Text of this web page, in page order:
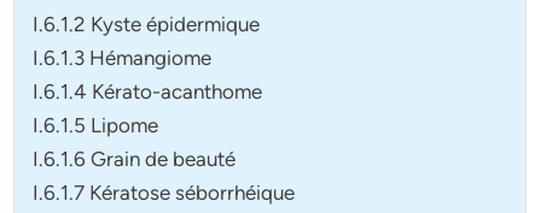
I.6.1.2 Kyste épidermique
I.6.1.3 Hémangiome
I.6.1.4 Kérato-acanthome
I.6.1.5 Lipome
I.6.1.6 Grain de beauté
I.6.1.7 Kératose séborrhéique